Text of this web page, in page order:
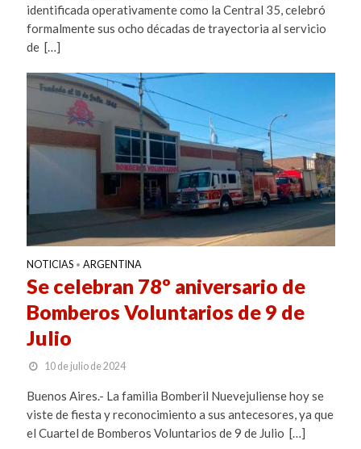
identificada operativamente como la Central 35, celebró
formalmente sus ocho décadas de trayectoria al servicio
de […]
NOTICIAS • ARGENTINA
Se celebran 78º aniversario de
Bomberos Voluntarios de 9 de
Julio
10 de julio de 2024
Buenos Aires.- La familia Bomberil Nuevejuliense hoy se
viste de fiesta y reconocimiento a sus antecesores, ya que
el Cuartel de Bomberos Voluntarios de 9 de Julio […]